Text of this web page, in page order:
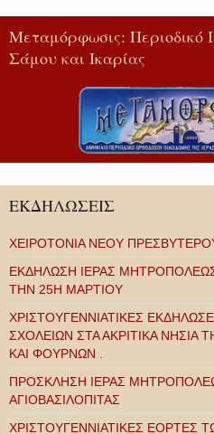
Μεταμόρφωσις: Περιοδικό
Σάμου και Ικαρίας
ΕΚΔΗΛΩΣΕΙΣ
ΧΕΙΡΟΤΟΝΙΑ ΝΕΟΥ
ΕΚΔΗΛΩΣΗ ΙΕΡΑΣ ΜΗΤΡΟΠΟΛΕΩΣ
ΤΗΝ 25Η ΜΑΡΤΙΟΥ
ΧΡΙΣΤΟΥΓΕΝΝΙΑΤΙΚΕΣ
ΣΧΟΛΕΙΩΝ ΣΤΑ ΑΚΡΙΤΙΚΑ ΝΗΣΙΑ
ΚΑΙ ΦΟΥΡΝΩΝ .
ΠΡΟΣΚΛΗΣΗ ΙΕΡΑΣ
ΑΓΙΟΒΑΣΙΛΟΠΙΤΑΣ
ΧΡΙΣΤΟΥΓΕΝΝΙΑΤΙΚΕΣ ΕΟΡΤΕΣ